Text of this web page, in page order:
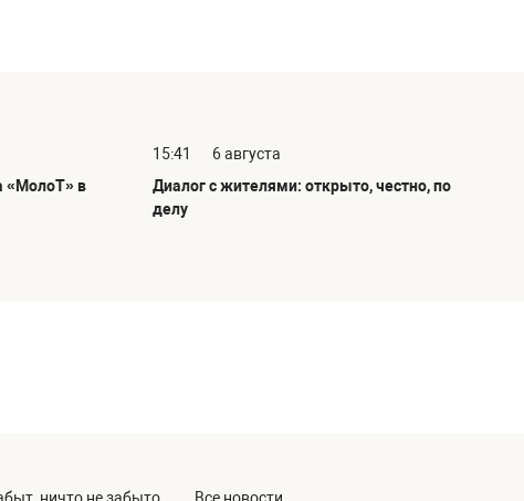
«МолоТ» в
15:41
6 августа
Диалог с жителями: открыто, честно, по
делу